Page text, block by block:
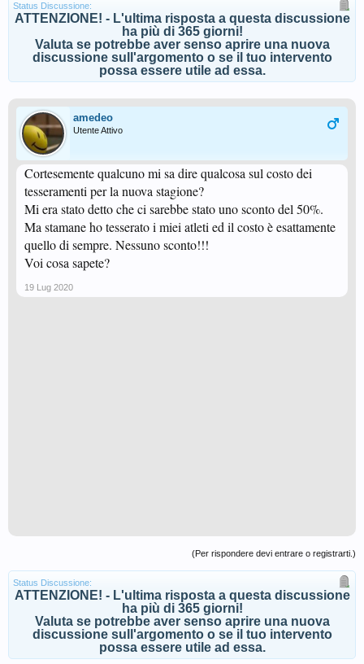
Status Discussione:
ATTENZIONE! - L'ultima risposta a questa discussione
ha più di 365 giorni!
Valuta se potrebbe aver senso aprire una nuova
discussione sull'argomento o se il tuo intervento
possa essere utile ad essa.
amedeo
Utente Attivo
Cortesemente qualcuno mi sa dire qualcosa sul costo dei
tesseramenti per la nuova stagione?
Mi era stato detto che ci sarebbe stato uno sconto del 50%.
Ma stamane ho tesserato i miei atleti ed il costo è esattamente
quello di sempre. Nessuno sconto!!!
Voi cosa sapete?
19 Lug 2020
(Per rispondere devi entrare o registrarti.)
Status Discussione:
ATTENZIONE! - L'ultima risposta a questa discussione
ha più di 365 giorni!
Valuta se potrebbe aver senso aprire una nuova
discussione sull'argomento o se il tuo intervento
possa essere utile ad essa.